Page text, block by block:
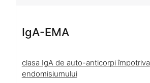
IgA-EMA
clasa IgA de auto-anticorpi împotriva
endomisiumului